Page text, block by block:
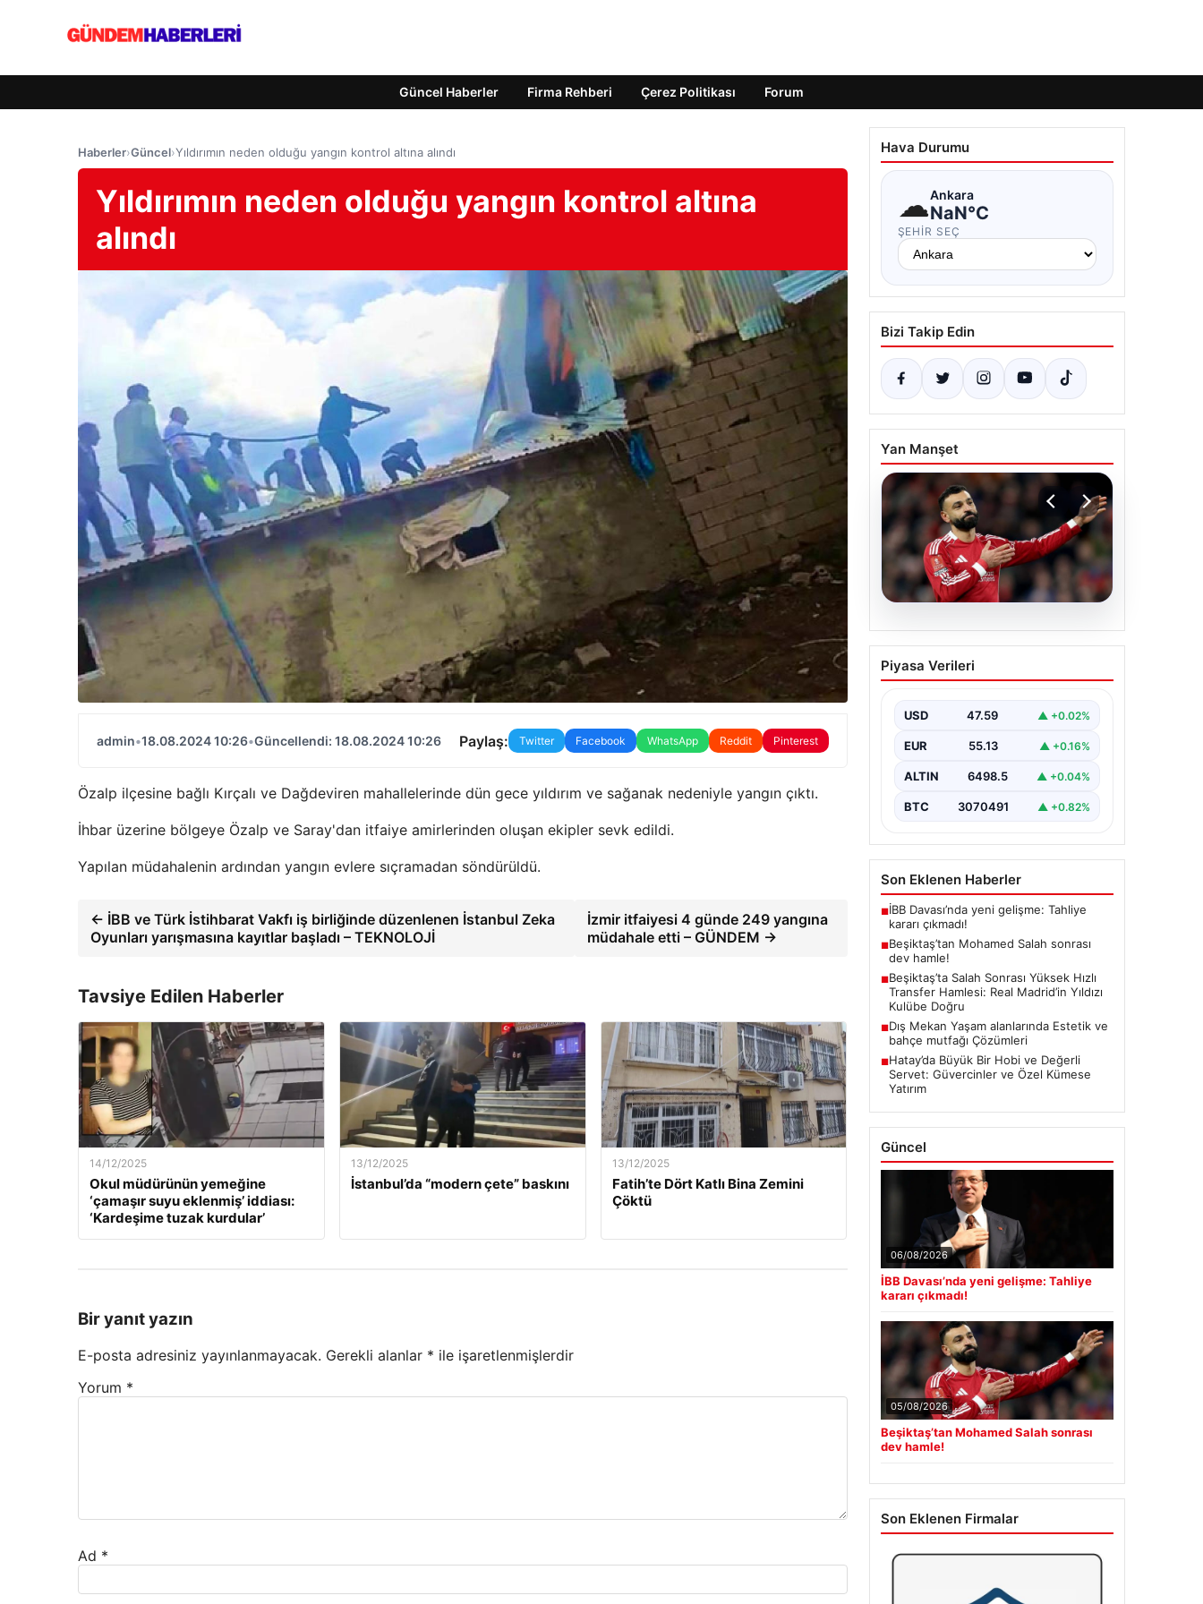
Güncel Haberler Firma Rehberi Çerez Politikası Forum
Haberler›Güncel›Yıldırımın neden olduğu yangın kontrol altına alındı
Yıldırımın neden olduğu yangın kontrol altına
alındı
admin•18.08.2024 10:26•Güncellendi: 18.08.2024 10:26 Paylaş: Twitter Facebook WhatsApp Reddit Pinterest
Özalp ilçesine bağlı Kırçalı ve Dağdeviren mahallelerinde dün gece yıldırım ve sağanak nedeniyle yangın çıktı.
İhbar üzerine bölgeye Özalp ve Saray'dan itfaiye amirlerinden oluşan ekipler sevk edildi.
Yapılan müdahalenin ardından yangın evlere sıçramadan söndürüldü.
← İBB ve Türk İstihbarat Vakfı iş birliğinde düzenlenen İstanbul Zeka
Oyunları yarışmasına kayıtlar başladı – TEKNOLOJİ
İzmir itfaiyesi 4 günde 249 yangına
müdahale etti – GÜNDEM →
Tavsiye Edilen Haberler
14/12/2025
Okul müdürünün yemeğine
‘çamaşır suyu eklenmiş’ iddiası:
‘Kardeşime tuzak kurdular’
13/12/2025
İstanbul’da “modern çete” baskını
13/12/2025
Fatih’te Dört Katlı Bina Zemini
Çöktü
Bir yanıt yazın
E-posta adresiniz yayınlanmayacak. Gerekli alanlar * ile işaretlenmişlerdir
Yorum *
Ad *
Hava Durumu
☁Ankara
NaN°C
ŞEHIR SEÇ
Bizi Takip Edin
Yan Manşet
05.08.2026
Beşiktaş’tan Mohamed
Salah sonrası dev
Piyasa Verileri
USD 47.59 ▲ +0.02%
EUR 55.13 ▲ +0.16%
ALTIN 6498.5 ▲ +0.04%
BTC 3070491 ▲ +0.82%
Son Eklenen Haberler
■İBB Davası’nda yeni gelişme: Tahliye
kararı çıkmadı!
■Beşiktaş’tan Mohamed Salah sonrası
dev hamle!
■Beşiktaş’ta Salah Sonrası Yüksek Hızlı
Transfer Hamlesi: Real Madrid’in Yıldızı
Kulübe Doğru
■Dış Mekan Yaşam alanlarında Estetik ve
bahçe mutfağı Çözümleri
■Hatay’da Büyük Bir Hobi ve Değerli
Servet: Güvercinler ve Özel Kümese
Yatırım
Güncel
06/08/2026
İBB Davası’nda yeni gelişme: Tahliye
kararı çıkmadı!
05/08/2026
Beşiktaş’tan Mohamed Salah sonrası
dev hamle!
Son Eklenen Firmalar